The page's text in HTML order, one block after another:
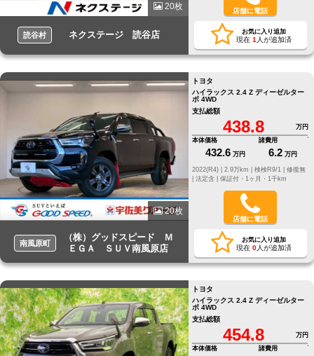
20枚
読谷村 ネクステージ 読谷店
店舗に電話
お気に入り追加
現在 1 人が追加済
20枚
南風原町
（株）グッドスピード Ｍ
ＥＧＡ ＳＵＶ南風原店
トヨタ
ハイラックス 2.4 Z ディーゼルター
ボ 4WD
支払総額
438.8
万円
本体価格
432.6 万円
諸費用
6.2 万円
修復無
法定含 | 保証付・1ヶ月・1千km
店舗に電話
お気に入り追加
現在 0人が追加済
トヨタ
ハイラックス 2.4 Z ディーゼルター
ボ 4WD
支払総額
454.8
万円
本体価格
諸費用